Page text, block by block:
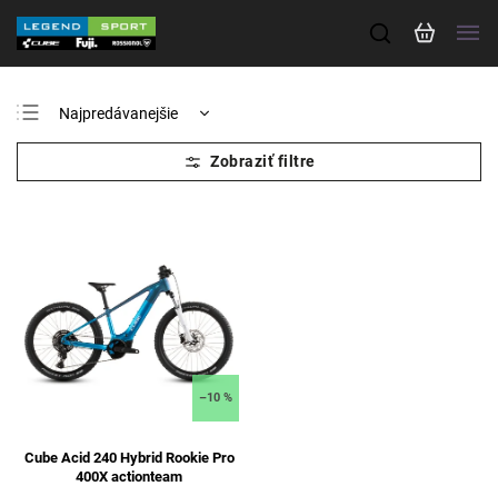
Odporúčame
Najlacnejšie
Najpredávanejšie
–10 %
Cube Acid 240 Hybrid Rookie Pro
400X actionteam